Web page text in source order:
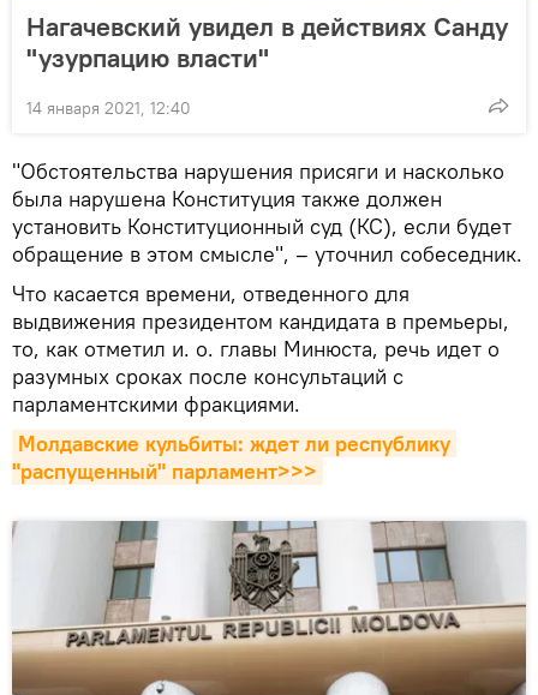
Нагачевский увидел в действиях Санду
"узурпацию власти"
14 января 2021, 12:40
"Обстоятельства нарушения присяги и насколько
была нарушена Конституция также должен
установить Конституционный суд (КС), если будет
обращение в этом смысле", – уточнил собеседник.
Что касается времени, отведенного для
выдвижения президентом кандидата в премьеры,
то, как отметил и. о. главы Минюста, речь идет о
разумных сроках после консультаций с
парламентскими фракциями.
Молдавские кульбиты: ждет ли республику
"распущенный" парламент>>>